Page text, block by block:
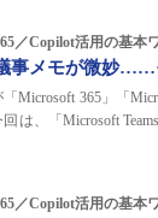
／Copilot活用の基本
事メモが微妙……
Microsoft 365」「
は、「Microsoft
／Copilot活用の基本